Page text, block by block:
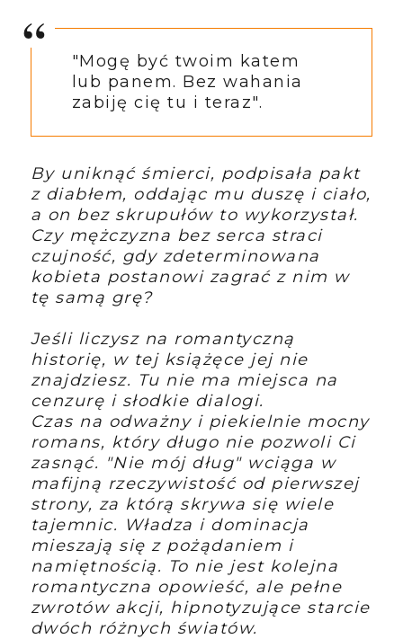
"Mogę być twoim katem
lub panem. Bez wahania
zabiję cię tu i teraz".
By uniknąć śmierci, podpisała pakt
z diabłem, oddając mu duszę i ciało,
a on bez skrupułów to wykorzystał.
Czy mężczyzna bez serca straci
czujność, gdy zdeterminowana
kobieta postanowi zagrać z nim w
tę samą grę?
Jeśli liczysz na romantyczną
historię, w tej książęce jej nie
znajdziesz. Tu nie ma miejsca na
cenzurę i słodkie dialogi.
Czas na odważny i piekielnie mocny
romans, który długo nie pozwoli Ci
zasnąć. "Nie mój dług" wciąga w
mafijną rzeczywistość od pierwszej
strony, za którą skrywa się wiele
tajemnic. Władza i dominacja
mieszają się z pożądaniem i
namiętnością. To nie jest kolejna
romantyczna opowieść, ale pełne
zwrotów akcji, hipnotyzujące starcie
dwóch różnych światów.